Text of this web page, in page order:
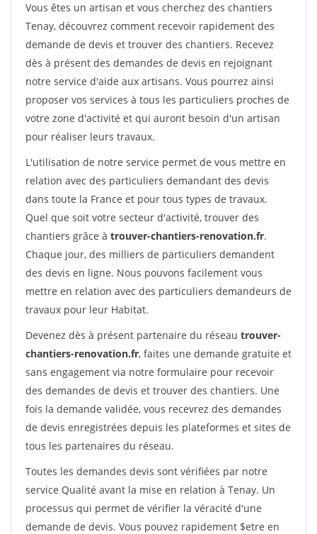
Vous êtes un artisan et vous cherchez des chantiers
Tenay, découvrez comment recevoir rapidement des
demande de devis et trouver des chantiers. Recevez
dès à présent des demandes de devis en rejoignant
notre service d'aide aux artisans. Vous pourrez ainsi
proposer vos services à tous les particuliers proches de
votre zone d'activité et qui auront besoin d'un artisan
pour réaliser leurs travaux.
L'utilisation de notre service permet de vous mettre en
relation avec des particuliers demandant des devis
dans toute la France et pour tous types de travaux.
Quel que soit votre secteur d'activité, trouver des
chantiers grâce à trouver-chantiers-renovation.fr.
Chaque jour, des milliers de particuliers demandent
des devis en ligne. Nous pouvons facilement vous
mettre en relation avec des particuliers demandeurs de
travaux pour leur Habitat.
Devenez dès à présent partenaire du réseau trouver-
chantiers-renovation.fr, faites une demande gratuite et
sans engagement via notre formulaire pour recevoir
des demandes de devis et trouver des chantiers. Une
fois la demande validée, vous recevrez des demandes
de devis enregistrées depuis les plateformes et sites de
tous les partenaires du réseau.
Toutes les demandes devis sont vérifiées par notre
service Qualité avant la mise en relation à Tenay. Un
processus qui permet de vérifier la véracité d'une
demande de devis. Vous pouvez rapidement $etre en